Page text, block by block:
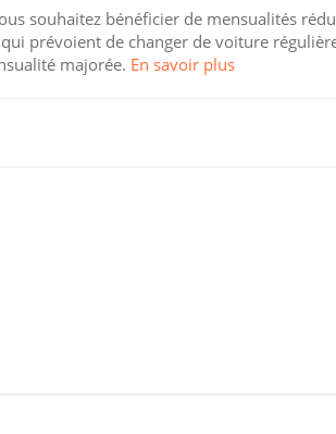
souhaitez bénéficier de mensualités
prévoient de changer de voiture
majorée. En savoir plus